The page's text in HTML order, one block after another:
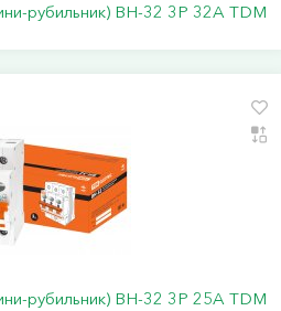
рубильник) ВН-32 3P 32A TDM
рубильник) ВН-32 3P 25A TDM